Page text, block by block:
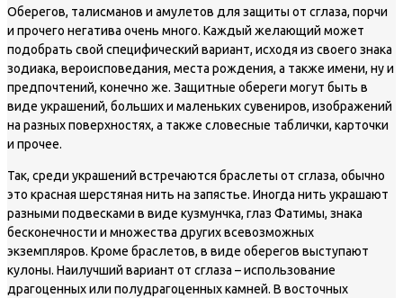
Оберегов, талисманов и амулетов для защиты от сглаза, порчи
и прочего негатива очень много. Каждый желающий может
подобрать свой специфический вариант, исходя из своего знака
зодиака, вероисповедания, места рождения, а также имени, ну и
предпочтений, конечно же. Защитные обереги могут быть в
виде украшений, больших и маленьких сувениров, изображений
на разных поверхностях, а также словесные таблички, карточки
и прочее.
Так, среди украшений встречаются браслеты от сглаза, обычно
это красная шерстяная нить на запястье. Иногда нить украшают
разными подвесками в виде кузмунчка, глаз Фатимы, знака
бесконечности и множества других всевозможных
экземпляров. Кроме браслетов, в виде оберегов выступают
кулоны. Наилучший вариант от сглаза – использование
драгоценных или полудрагоценных камней. В восточных